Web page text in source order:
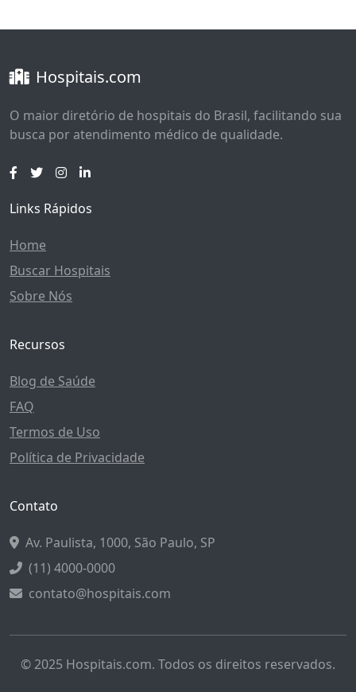
Hospitais.com
O maior diretório de hospitais do Brasil, facilitando sua
busca por atendimento médico de qualidade.
Links Rápidos
Home
Buscar Hospitais
Sobre Nós
Recursos
Blog de Saúde
FAQ
Termos de Uso
Política de Privacidade
Contato
Av. Paulista, 1000, São Paulo, SP
(11) 4000-0000
contato@hospitais.com
© 2025 Hospitais.com. Todos os direitos reservados.